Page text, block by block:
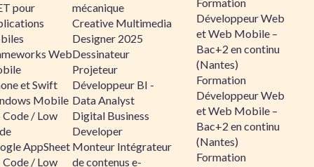
pour
Web
et Swift
Mobile
/ Low
AppSheet
/ Low
mécanique
Creative Multimedia
Designer 2025
Dessinateur
Projeteur
Développeur BI -
Data Analyst
Digital Business
Developer
Monteur Intégrateur
de contenus e-
Développeur Web
et Web Mobile –
Bac+2 en continu
(Nantes)
Formation
Développeur Web
et Web Mobile –
Bac+2 en continu
(Nantes)
Formation